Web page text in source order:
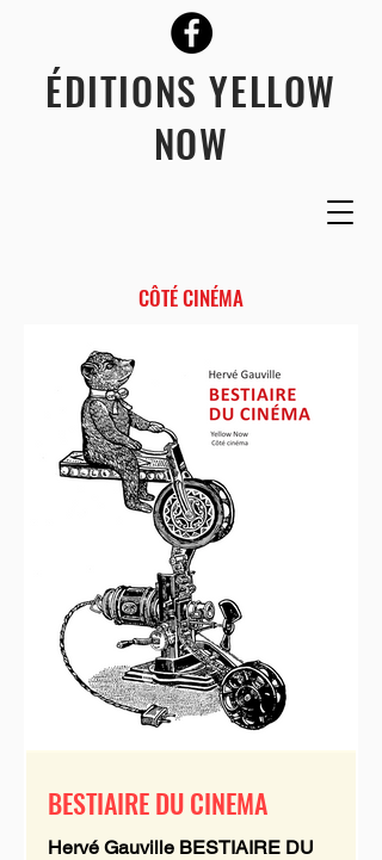
ÉDITIONS YELLOW
NOW
CÔTÉ CINÉMA
BESTIAIRE DU CINEMA
Hervé Gauville BESTIAIRE DU